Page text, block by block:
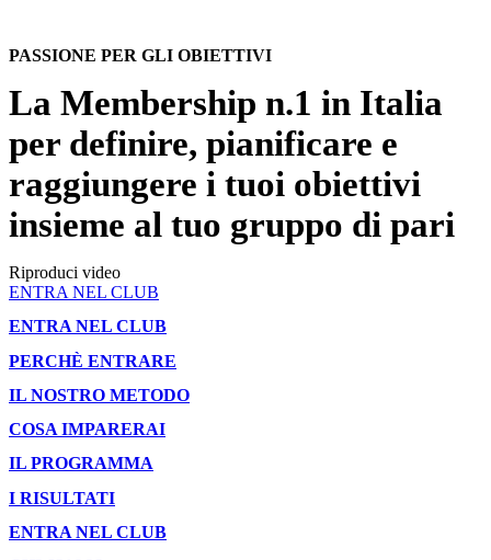
PASSIONE PER GLI OBIETTIVI
La Membership n.1 in Italia
per definire, pianificare e
raggiungere i tuoi obiettivi
insieme al tuo gruppo di pari
Riproduci video
ENTRA NEL CLUB
ENTRA NEL CLUB
PERCHÈ ENTRARE
IL NOSTRO METODO
COSA IMPARERAI
IL PROGRAMMA
I RISULTATI
ENTRA NEL CLUB